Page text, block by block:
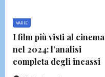
VARIE
I film più visti al cinema
nel 2024: l’analisi
completa degli incassi